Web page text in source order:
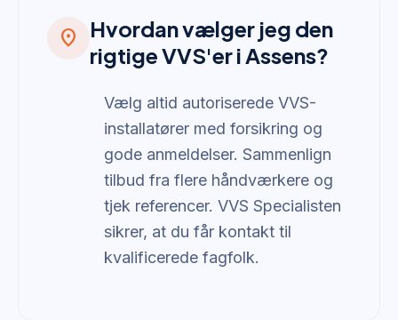
location_on
Hvordan vælger jeg den
rigtige VVS'er i Assens?
Vælg altid autoriserede VVS-
installatører med forsikring og
gode anmeldelser. Sammenlign
tilbud fra flere håndværkere og
tjek referencer. VVS Specialisten
sikrer, at du får kontakt til
kvalificerede fagfolk.